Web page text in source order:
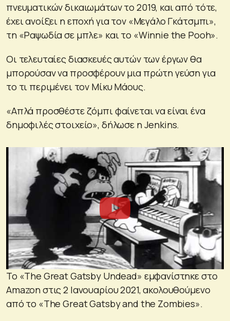
πνευματικών δικαιωμάτων το 2019, και από τότε,
έχει ανοίξει η εποχή για τον «Μεγάλο Γκάτσμπι»,
τη «Ραψωδία σε μπλε» και το «Winnie the Pooh».
Οι τελευταίες διασκευές αυτών των έργων θα
μπορούσαν να προσφέρουν μια πρώτη γεύση για
το τι περιμένει τον Μίκυ Μάους.
«Απλά προσθέστε ζόμπι φαίνεται να είναι ένα
δημοφιλές στοιχείο», δήλωσε η Jenkins.
Το «The Great Gatsby Undead» εμφανίστηκε στο
Amazon στις 2 Ιανουαρίου 2021, ακολουθούμενο
από το «The Great Gatsby and the Zombies».